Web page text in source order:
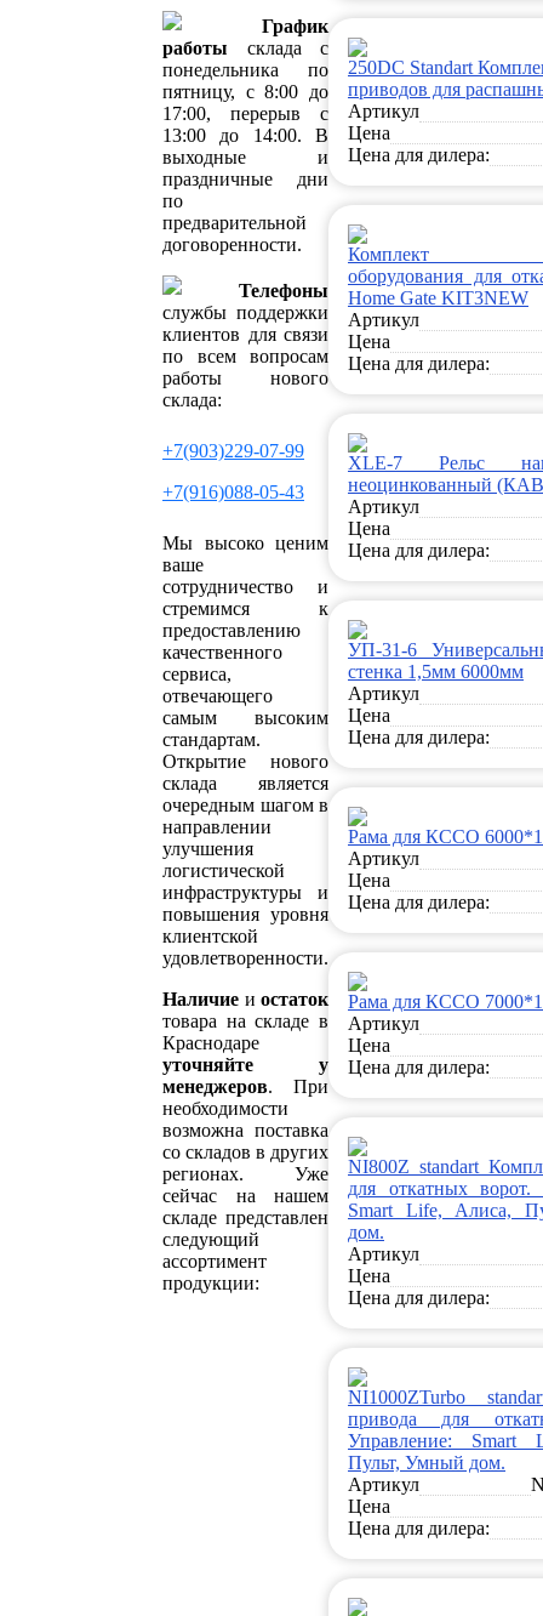
График
работы склада с
понедельника по
пятницу, с 8:00 до
17:00, перерыв с
13:00 до 14:00. В
выходные и
праздничные дни
по
предварительной
договоренности.
Телефоны
службы поддержки
клиентов для связи
по всем вопросам
работы нового
склада:
+7(903)229-07-99
+7(916)088-05-43
Мы высоко ценим
ваше
сотрудничество и
стремимся к
предоставлению
качественного
сервиса,
отвечающего
самым высоким
стандартам.
Открытие нового
склада является
очередным шагом в
направлении
улучшения
логистической
инфраструктуры и
повышения уровня
клиентской
удовлетворенности.
Наличие и остаток
товара на складе в
Краснодаре
уточняйте у
менеджеров. При
необходимости
возможна поставка
со складов в других
регионах. Уже
сейчас на нашем
складе представлен
следующий
ассортимент
продукции:
250DC Standart
приводов для
Артикул
Цена
Цена для дилера:
Комплект
оборудования для
Home Gate KIT3NEW
Артикул
Цена
Цена для дилера:
XLE-7 Рельс
неоцинкованный
Артикул
Цена
Цена для дилера:
УП-31-6
стенка 1,5мм 6000мм
Артикул
Цена
Цена для дилера:
Рама для КССО
Артикул
Цена
Цена для дилера:
Рама для КССО
Артикул
Цена
Цена для дилера:
NI800Z standart
для откатных ворот.
Smart Life, Алиса,
дом.
Артикул
Цена
Цена для дилера:
NI1000ZTurbo
привода для
Управление: Smart
Пульт, Умный дом.
Артикул
Цена
Цена для дилера: